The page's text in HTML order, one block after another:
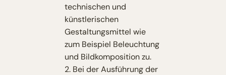
technischen und
künstlerischen
Gestaltungsmittel wie
zum Beispiel Beleuchtung
und Bildkomposition zu.
2. Bei der Ausführung der